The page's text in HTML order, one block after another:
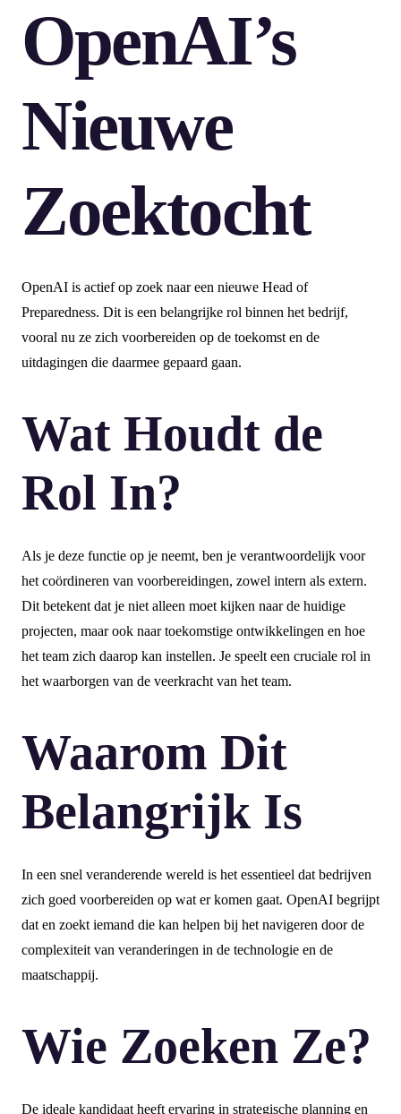
OpenAI’s
Nieuwe
Zoektocht
OpenAI is actief op zoek naar een nieuwe Head of
Preparedness. Dit is een belangrijke rol binnen het bedrijf,
vooral nu ze zich voorbereiden op de toekomst en de
uitdagingen die daarmee gepaard gaan.
Wat Houdt de
Rol In?
Als je deze functie op je neemt, ben je verantwoordelijk voor
het coördineren van voorbereidingen, zowel intern als extern.
Dit betekent dat je niet alleen moet kijken naar de huidige
projecten, maar ook naar toekomstige ontwikkelingen en hoe
het team zich daarop kan instellen. Je speelt een cruciale rol in
het waarborgen van de veerkracht van het team.
Waarom Dit
Belangrijk Is
In een snel veranderende wereld is het essentieel dat bedrijven
zich goed voorbereiden op wat er komen gaat. OpenAI begrijpt
dat en zoekt iemand die kan helpen bij het navigeren door de
complexiteit van veranderingen in de technologie en de
maatschappij.
Wie Zoeken Ze?
De ideale kandidaat heeft ervaring in strategische planning en